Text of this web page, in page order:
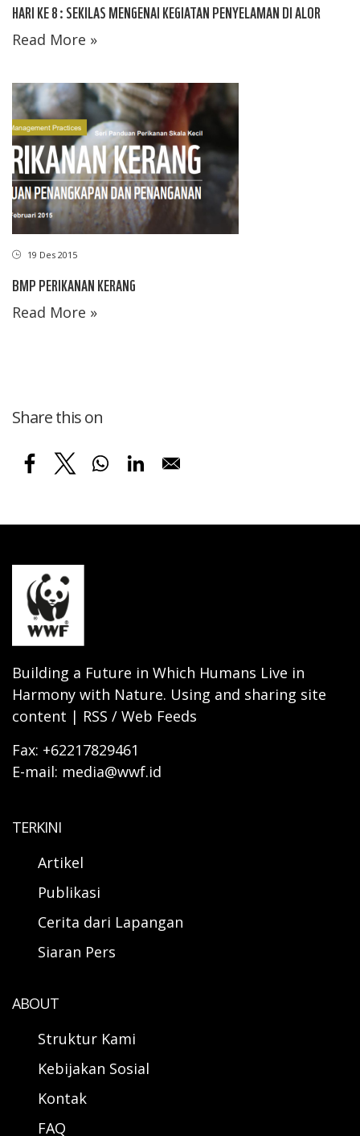
HARI KE 8 : SEKILAS MENGENAI KEGIATAN PENYELAMAN DI ALOR
Read More »
19 Des 2015
BMP PERIKANAN KERANG
Read More »
Share this on
Building a Future in Which Humans Live in
Harmony with Nature. Using and sharing site
content | RSS / Web Feeds
Fax: +62217829461
E-mail: media@wwf.id
TERKINI
Artikel
Publikasi
Cerita dari Lapangan
Siaran Pers
ABOUT
Struktur Kami
Kebijakan Sosial
Kontak
FAQ